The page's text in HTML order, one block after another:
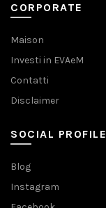
CORPORATE
Maison
Investi in EVAeM
Contatti
Disclaimer
SOCIAL PROFILE
Blog
Instagram